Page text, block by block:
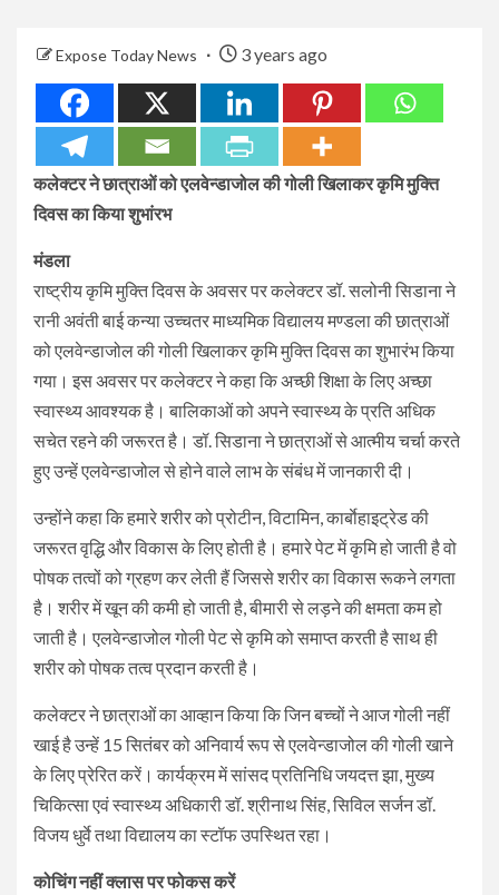
Expose Today News 3 years ago
कलेक्टर ने छात्राओं को एलवेन्डाजोल की गोली खिलाकर कृमि मुक्ति
दिवस का किया शुभांरभ
मंडला
राष्ट्रीय कृमि मुक्ति दिवस के अवसर पर कलेक्टर डॉ. सलोनी सिडाना ने
रानी अवंती बाई कन्या उच्चतर माध्यमिक विद्यालय मण्डला की छात्राओं
को एलवेन्डाजोल की गोली खिलाकर कृमि मुक्ति दिवस का शुभारंभ किया
गया। इस अवसर पर कलेक्टर ने कहा कि अच्छी शिक्षा के लिए अच्छा
स्वास्थ्य आवश्यक है। बालिकाओं को अपने स्वास्थ्य के प्रति अधिक
सचेत रहने की जरूरत है। डॉ. सिडाना ने छात्राओं से आत्मीय चर्चा करते
हुए उन्हें एलवेन्डाजोल से होने वाले लाभ के संबंध में जानकारी दी।
उन्होंने कहा कि हमारे शरीर को प्रोटीन, विटामिन, कार्बाेहाइट्रेड की
जरूरत वृद्धि और विकास के लिए होती है। हमारे पेट में कृमि हो जाती है वो
पोषक तत्वों को ग्रहण कर लेती हैं जिससे शरीर का विकास रूकने लगता
है। शरीर में खून की कमी हो जाती है, बीमारी से लड़ने की क्षमता कम हो
जाती है। एलवेन्डाजोल गोली पेट से कृमि को समाप्त करती है साथ ही
शरीर को पोषक तत्व प्रदान करती है।
कलेक्टर ने छात्राओं का आव्हान किया कि जिन बच्चों ने आज गोली नहीं
खाई है उन्हें 15 सितंबर को अनिवार्य रूप से एलवेन्डाजोल की गोली खाने
के लिए प्रेरित करें। कार्यक्रम में सांसद प्रतिनिधि जयदत्त झा, मुख्य
चिकित्सा एवं स्वास्थ्य अधिकारी डॉ. श्रीनाथ सिंह, सिविल सर्जन डॉ.
विजय धुर्वे तथा विद्यालय का स्टॉफ उपस्थित रहा।
कोचिंग नहीं क्लास पर फोकस करें